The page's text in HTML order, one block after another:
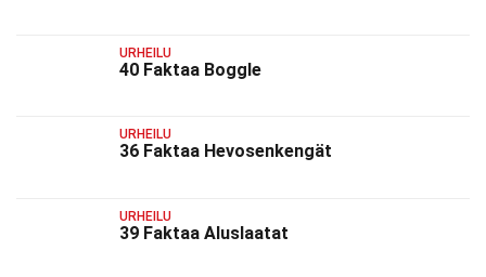
URHEILU
40 Faktaa Boggle
URHEILU
36 Faktaa Hevosenkengät
URHEILU
39 Faktaa Aluslaatat